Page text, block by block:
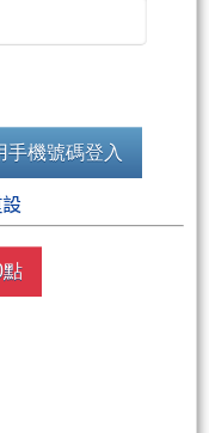
然後支撐壓
隔壁當然敲
你說，恭喜
了XDDD~~
念
情－也就是
，那它自然會出
手機號碼登入